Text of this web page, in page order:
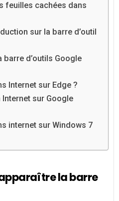
feuilles cachées dans
sur la barre d’outil
d’outils Google
Internet sur Edge ?
Internet sur Google
internet sur Windows 7
la barre